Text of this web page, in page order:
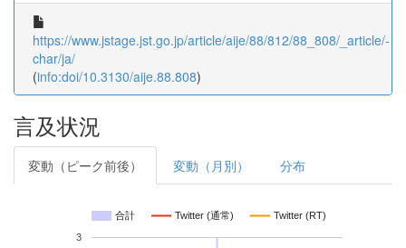
https://www.jstage.jst.go.jp/article/aije/88/812/88_808/_article/-
char/ja/
(info:doi/10.3130/aije.88.808)
言及状況
変動（ピーク前後） 変動（月別） 分布
合計 Twitter (通常) Twitter (RT)
3